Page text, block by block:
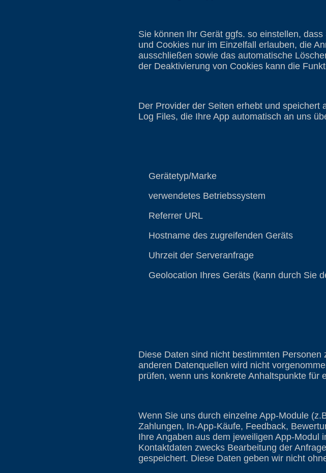
Sie können Ihr Gerät ggfs. so einstellen,
und Cookies nur im Einzelfall erlauben, die
ausschließen sowie das automatische
der Deaktivierung von Cookies kann die
Der Provider der Seiten erhebt und
Log Files, die Ihre App automatisch an uns
Gerätetyp/Marke
verwendetes Betriebssystem
Referrer URL
Hostname des zugreifenden Geräts
Uhrzeit der Serveranfrage
Geolocation Ihres Geräts (kann durch Sie
Diese Daten sind nicht bestimmten
anderen Datenquellen wird nicht
prüfen, wenn uns konkrete Anhaltspunkte für
Wenn Sie uns durch einzelne App-Module
Zahlungen, In-App-Käufe, Feedback,
Ihre Angaben aus dem jeweiligen App-Modul
Kontaktdaten zwecks Bearbeitung der
gespeichert. Diese Daten geben wir nicht